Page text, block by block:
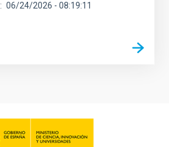
06/24/2026 - 08:19:11